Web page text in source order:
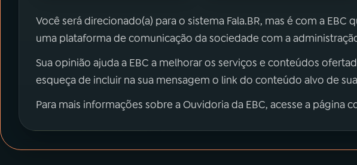
Você será direcionado(a) para o sistema Fala.BR, mas é com a EBC
uma plataforma de comunicação da sociedade com a
Sua opinião ajuda a EBC a melhorar os serviços e conteúdos
esqueça de incluir na sua mensagem o link do conteúdo alvo de
Para mais informações sobre a Ouvidoria da EBC, acesse a página